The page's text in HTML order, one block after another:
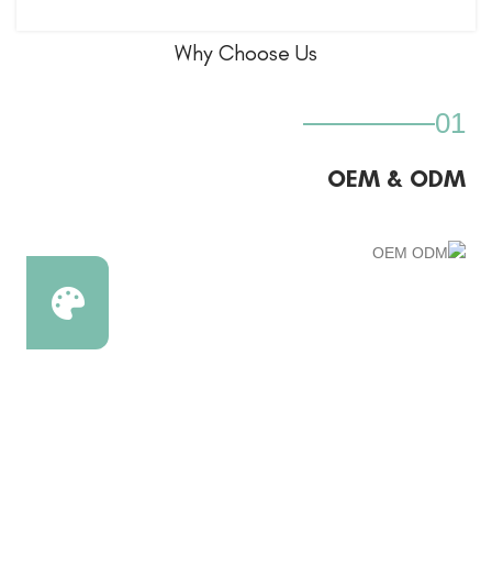
Why Choose Us
01
OEM & ODM